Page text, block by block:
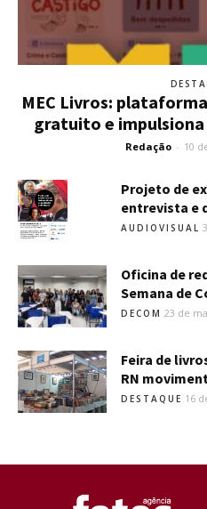
MEC Livros:
gratuito e
Redação - 10
Projeto de
entrevista e
AUDIOVISUAL
Oficina de
Semana de
DECOM 23 de
Feira de
RN
DESTAQUE 16